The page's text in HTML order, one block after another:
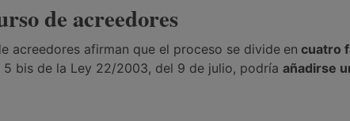
de acreedores
acreedores afirman que el proceso se divide en cuatro
bis de la Ley 22/2003, del 9 de julio, podría añadirse